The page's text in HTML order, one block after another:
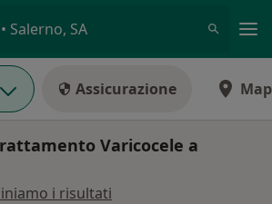
Salerno, SA
Assicurazione
Varicocele a
i risultati